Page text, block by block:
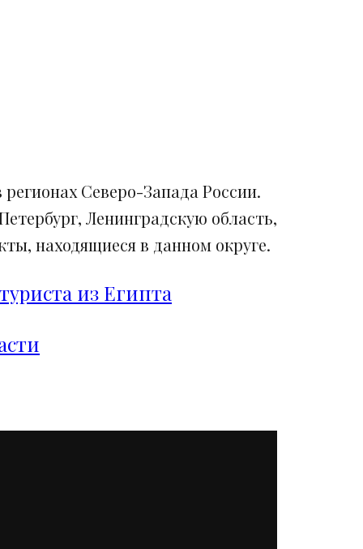
Северо-Запада России.
Ленинградскую область,
находящиеся в данном округе.
из Египта